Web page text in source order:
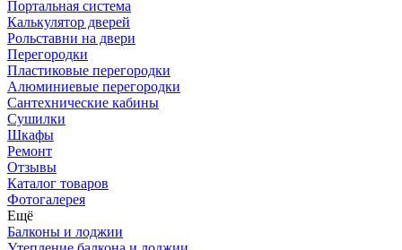
Портальная система
Калькулятор дверей
Рольставни на двери
Перегородки
Пластиковые перегородки
Алюминиевые перегородки
Сантехнические кабины
Сушилки
Шкафы
Ремонт
Отзывы
Каталог товаров
Фотогалерея
Ещё
Балконы и лоджии